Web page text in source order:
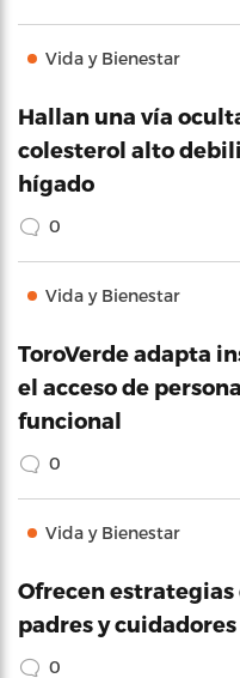
Vida y Bienestar
Hallan una vía
colesterol alto
hígado
0
Vida y Bienestar
ToroVerde adapta
el acceso de
funcional
0
Vida y Bienestar
Ofrecen estrategias
padres y
0